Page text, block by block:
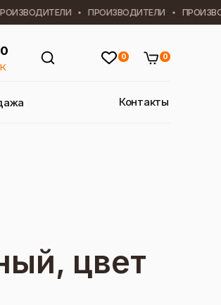
ПРОИЗВОДИТЕЛИ
Контакты
0 0
цвет